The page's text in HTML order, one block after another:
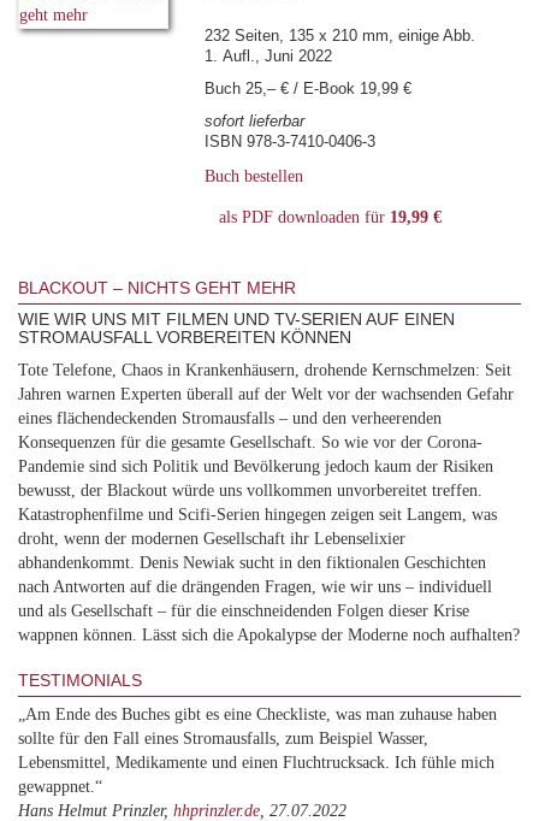
232 Seiten, 135 x 210 mm, einige Abb.
1. Aufl., Juni 2022
Buch 25,– € / E-Book 19,99 €
sofort lieferbar
ISBN 978-3-7410-0406-3
Buch bestellen
als PDF downloaden für 19,99 €
BLACKOUT – NICHTS GEHT MEHR
WIE WIR UNS MIT FILMEN UND TV-SERIEN AUF EINEN
STROMAUSFALL VORBEREITEN KÖNNEN
Tote Telefone, Chaos in Krankenhäusern, drohende Kernschmelzen: Seit
Jahren warnen Experten überall auf der Welt vor der wachsenden Gefahr
eines flächendeckenden Stromausfalls – und den verheerenden
Konsequenzen für die gesamte Gesellschaft. So wie vor der Corona-
Pandemie sind sich Politik und Bevölkerung jedoch kaum der Risiken
bewusst, der Blackout würde uns vollkommen unvorbereitet treffen.
Katastrophenfilme und Scifi-Serien hingegen zeigen seit Langem, was
droht, wenn der modernen Gesellschaft ihr Lebenselixier
abhandenkommt. Denis Newiak sucht in den fiktionalen Geschichten
nach Antworten auf die drängenden Fragen, wie wir uns – individuell
und als Gesellschaft – für die einschneidenden Folgen dieser Krise
wappnen können. Lässt sich die Apokalypse der Moderne noch aufhalten?
TESTIMONIALS
„Am Ende des Buches gibt es eine Checkliste, was man zuhause haben
sollte für den Fall eines Stromausfalls, zum Beispiel Wasser,
Lebensmittel, Medikamente und einen Fluchtrucksack. Ich fühle mich
gewappnet.“
Hans Helmut Prinzler, hhprinzler.de, 27.07.2022